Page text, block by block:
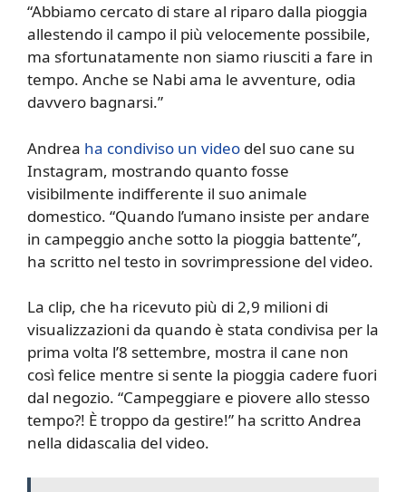
“Abbiamo cercato di stare al riparo dalla pioggia
allestendo il campo il più velocemente possibile,
ma sfortunatamente non siamo riusciti a fare in
tempo. Anche se Nabi ama le avventure, odia
davvero bagnarsi.”
Andrea ha condiviso un video del suo cane su
Instagram, mostrando quanto fosse
visibilmente indifferente il suo animale
domestico. “Quando l’umano insiste per andare
in campeggio anche sotto la pioggia battente”,
ha scritto nel testo in sovrimpressione del video.
La clip, che ha ricevuto più di 2,9 milioni di
visualizzazioni da quando è stata condivisa per la
prima volta l’8 settembre, mostra il cane non
così felice mentre si sente la pioggia cadere fuori
dal negozio. “Campeggiare e piovere allo stesso
tempo?! È troppo da gestire!” ha scritto Andrea
nella didascalia del video.